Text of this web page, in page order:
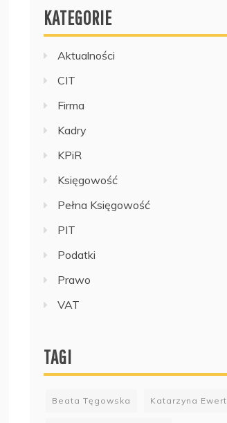
KATEGORIE
Aktualności
CIT
Firma
Kadry
KPiR
Księgowość
Pełna Księgowość
PIT
Podatki
Prawo
VAT
TAGI
Beata Tęgowska Katarzyna Ewert